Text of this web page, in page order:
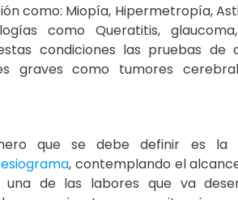
como: Miopía, Hipermetropía,
como Queratitis,
condiciones las pruebas de
graves como tumores
que se debe definir es la
, contemplando el
de las labores que va